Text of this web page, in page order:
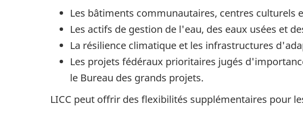
Les bâtiments communautaires, centres culturels
Les actifs de gestion de l'eau, des eaux usées et
La résilience climatique et les infrastructures
Les projets fédéraux prioritaires jugés
le Bureau des grands projets.
LICC peut offrir des flexibilités supplémentaires pour